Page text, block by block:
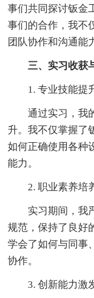
事们共同探讨钣金
事们的合作，我不
团队协作和沟通能
三、实习收获
1. 专业技能提
通过实习，我的
升。我不仅掌握了
如何正确使用各种
能力。
2. 职业素养培
实习期间，我严
规范，保持了良好
学会了如何与同事
协作。
3. 创新能力激